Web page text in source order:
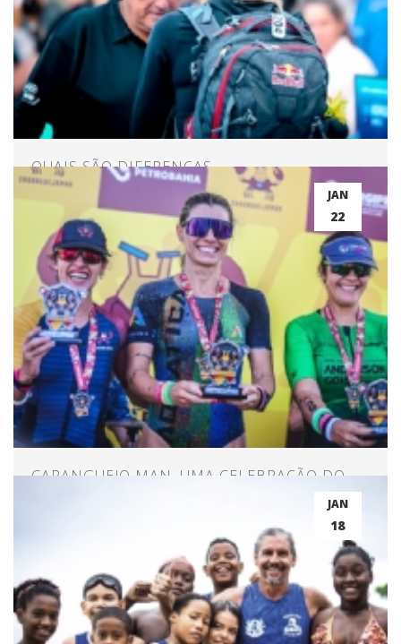
QUAIS SÃO DIFERENÇAS
COMPORTAMENTAIS E CONCENTRAÇÃO
ENTRE ATLETAS DE ELITE E AMADORES?
JAN
22
CARANGUEJO MAN, UMA CELEBRAÇÃO DO
JAN
18